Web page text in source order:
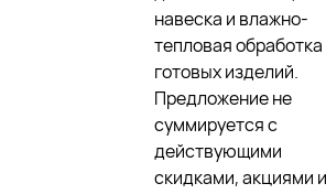
навеска и влажно-
тепловая обработка
готовых изделий.
Предложение не
суммируется с
действующими
скидками, акциями и